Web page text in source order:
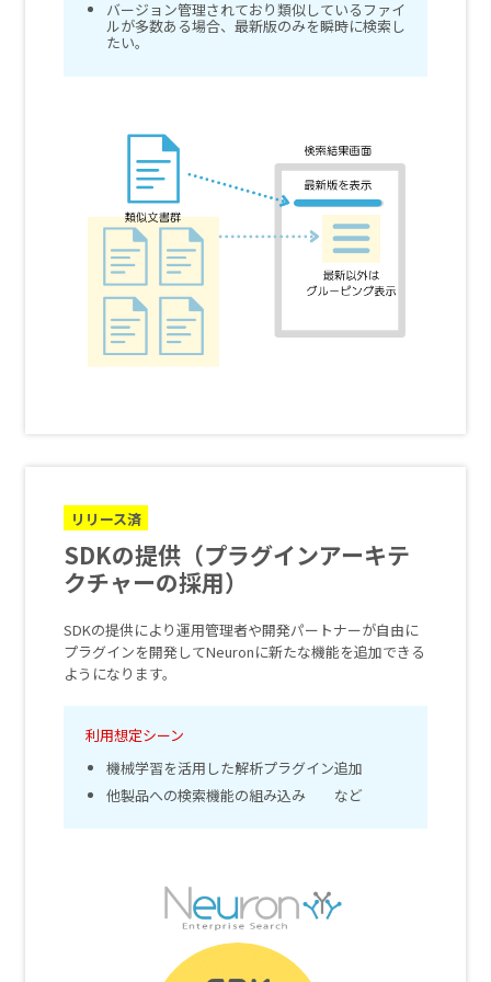
バージョン管理されており類似しているファイ
ルが多数ある場合、最新版のみを瞬時に検索し
たい。
リリース済
SDKの提供（プラグインアーキテ
クチャーの採用）
SDKの提供により運用管理者や開発パートナーが自由に
プラグインを開発してNeuronに新たな機能を追加できる
ようになります。
利用想定シーン
機械学習を活用した解析プラグイン追加
他製品への検索機能の組み込み など